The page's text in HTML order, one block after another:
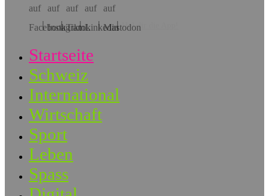
Hol dir die App!
Startseite
Schweiz
International
Wirtschaft
Sport
Leben
Spass